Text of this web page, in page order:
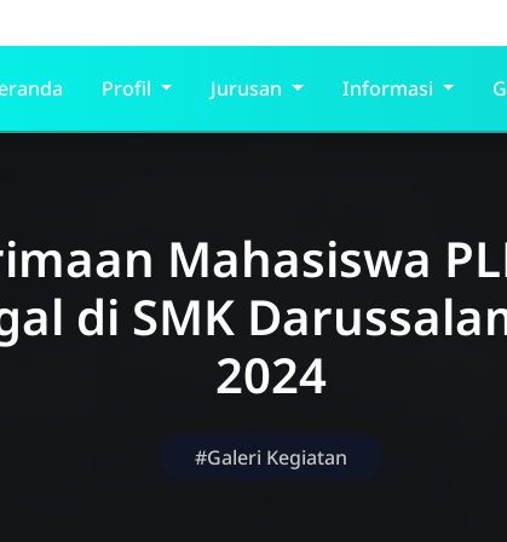
Profil Jurusan Informasi
Mahasiswa
di SMK
2024
#Galeri Kegiatan